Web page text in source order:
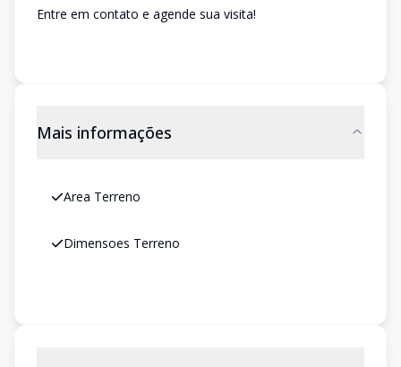
Entre em contato e agende sua visita!
Mais informações
Area Terreno
Dimensoes Terreno